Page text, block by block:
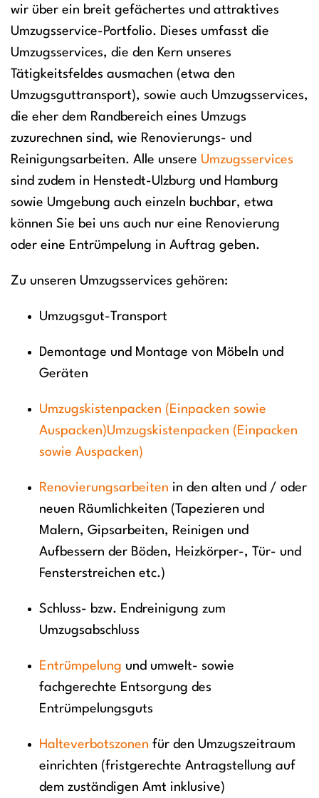
wir über ein breit gefächertes und attraktives
Umzugsservice-Portfolio. Dieses umfasst die
Umzugsservices, die den Kern unseres
Tätigkeitsfeldes ausmachen (etwa den
Umzugsguttransport), sowie auch Umzugsservices,
die eher dem Randbereich eines Umzugs
zuzurechnen sind, wie Renovierungs- und
Reinigungsarbeiten. Alle unsere Umzugsservices
sind zudem in Henstedt-Ulzburg und Hamburg
sowie Umgebung auch einzeln buchbar, etwa
können Sie bei uns auch nur eine Renovierung
oder eine Entrümpelung in Auftrag geben.
Zu unseren Umzugsservices gehören:
Umzugsgut-Transport
Demontage und Montage von Möbeln und
Geräten
Umzugskistenpacken (Einpacken sowie
Auspacken)Umzugskistenpacken (Einpacken
sowie Auspacken)
Renovierungsarbeiten in den alten und / oder
neuen Räumlichkeiten (Tapezieren und
Malern, Gipsarbeiten, Reinigen und
Aufbessern der Böden, Heizkörper-, Tür- und
Fensterstreichen etc.)
Schluss- bzw. Endreinigung zum
Umzugsabschluss
Entrümpelung und umwelt- sowie
fachgerechte Entsorgung des
Entrümpelungsguts
Halteverbotszonen für den Umzugszeitraum
einrichten (fristgerechte Antragstellung auf
dem zuständigen Amt inklusive)